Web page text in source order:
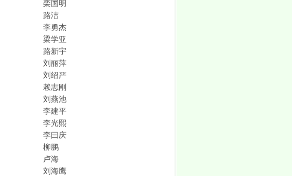
栾国明
路洁
李勇杰
梁学亚
路新宇
刘丽萍
刘绍严
赖志刚
刘燕池
李建平
李光熙
李曰庆
柳鹏
卢海
刘海鹰